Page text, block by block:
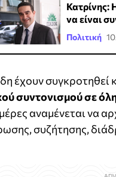
Κατρίνης:
να είναι
Πολιτική
έχουν συγκροτηθεί
συντονισμού σε
αναμένεται να
συζήτησης,